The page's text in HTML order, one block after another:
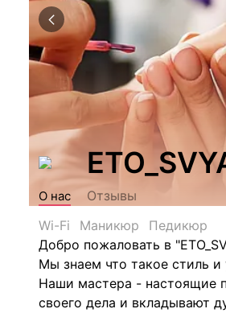
О нас
Отзывы
Wi-Fi
Маникюр
Педикюр
Добро пожаловать в
Мы знаем что такое стиль и
Наши мастера - настоящие
своего дела и вкладывают